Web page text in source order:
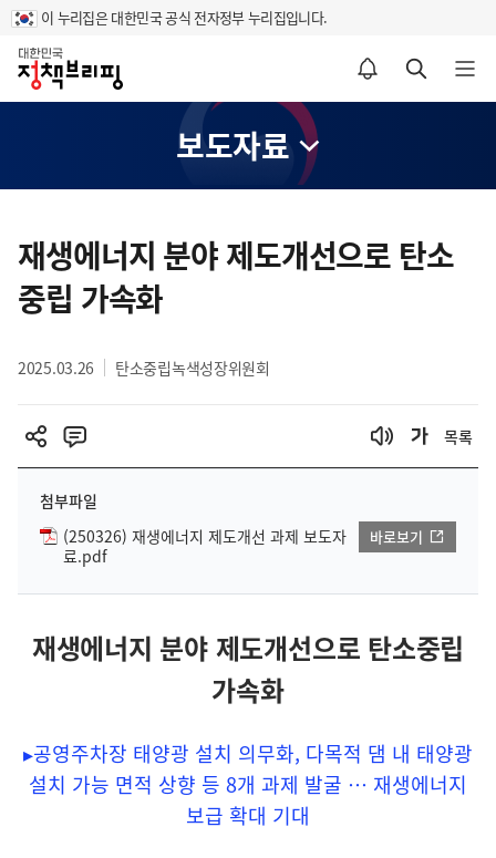
이 누리집은 대한민국 공식 전자정부 누리집입니다.
홈
알림설정 바로가기 검색 바로가기 메뉴 열기
보도자료
텐
츠
영
재생에너지 분야 제도개선으로 탄소
중립 가속화
2025.03.26 탄소중립녹색성장위원회
목록
첨부파일
(250326) 재생에너지 제도개선 과제 보도자
료.pdf
바로보기
재생에너지 분야 제도개선으로 탄소중립
가속화
▸공영주차장 태양광 설치 의무화, 다목적 댐 내 태양광
설치 가능 면적 상향 등 8개 과제 발굴 … 재생에너지
보급 확대 기대